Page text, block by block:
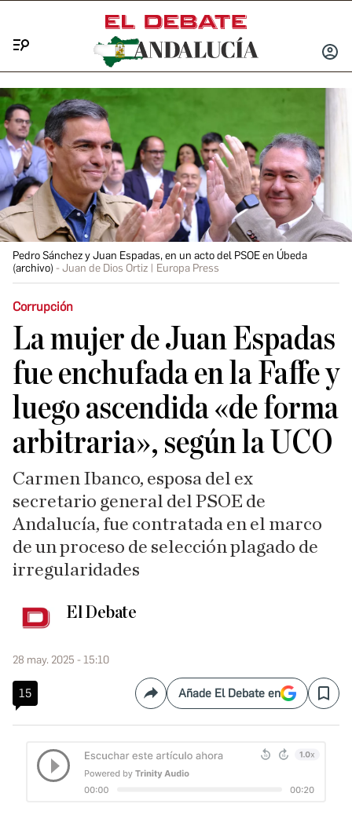
INICIAR
Pedro Sánchez y Juan Espadas, en un acto del PSOE en Úbeda
(archivo)
Juan de Dios Ortiz | Europa Press
Corrupción
La mujer de Juan Espadas
fue enchufada en la Faffe y
luego ascendida «de forma
arbitraria», según la UCO
Carmen Ibanco, esposa del ex
secretario general del PSOE de
Andalucía, fue contratada en el marco
de un proceso de selección plagado de
irregularidades
El Debate
28 may. 2025 - 15:10
15 CompartirAñade El Debate en Save